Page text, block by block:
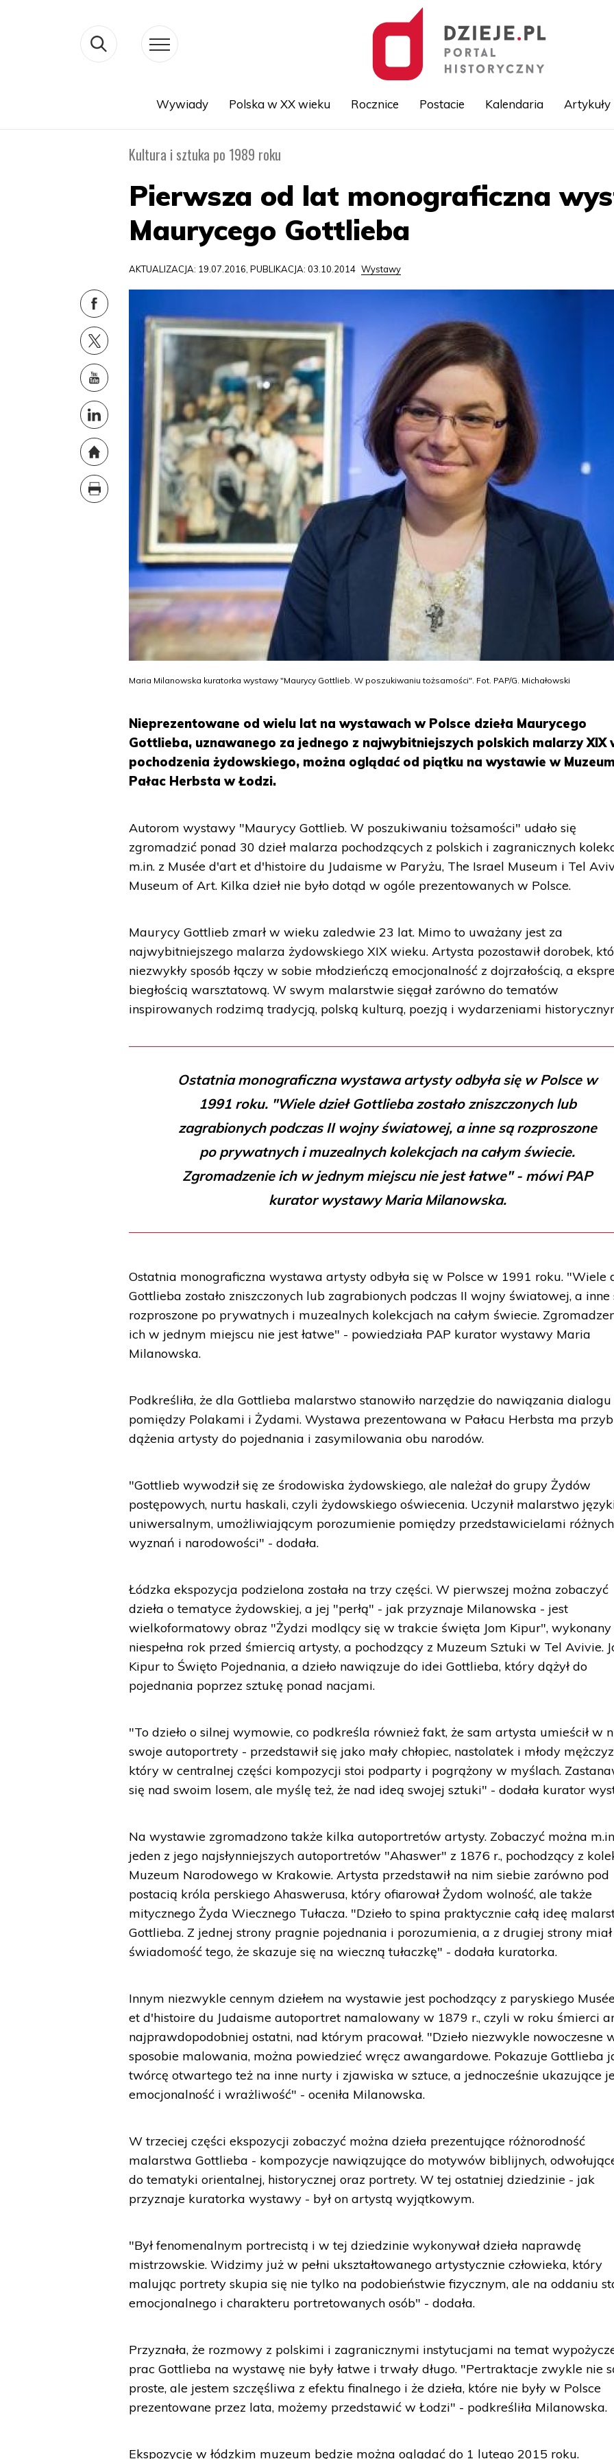
treści
Wywiady Polska w XX wieku Rocznice Postacie Kalendaria Artykuły
Kultura i sztuka po 1989 roku
Pierwsza od lat monograficzna
Maurycego Gottlieba
AKTUALIZACJA: 19.07.2016, PUBLIKACJA: 03.10.2014 Wystawy
Maria Milanowska kuratorka wystawy "Maurycy Gottlieb. W poszukiwaniu tożsamości". Fot. PAP/G. Michałowski
Nieprezentowane od wielu lat na wystawach w Polsce dzieła Maurycego
Gottlieba, uznawanego za jednego z najwybitniejszych polskich malarzy XIX
pochodzenia żydowskiego, można oglądać od piątku na wystawie w Muzeum
Pałac Herbsta w Łodzi.
Autorom wystawy "Maurycy Gottlieb. W poszukiwaniu tożsamości" udało się
zgromadzić ponad 30 dzieł malarza pochodzących z polskich i zagranicznych
m.in. z Musée d'art et d'histoire du Judaisme w Paryżu, The Israel Museum i Tel
Museum of Art. Kilka dzieł nie było dotąd w ogóle prezentowanych w Polsce.
Maurycy Gottlieb zmarł w wieku zaledwie 23 lat. Mimo to uważany jest za
najwybitniejszego malarza żydowskiego XIX wieku. Artysta pozostawił dorobek,
niezwykły sposób łączy w sobie młodzieńczą emocjonalność z dojrzałością, a
biegłością warsztatową. W swym malarstwie sięgał zarówno do tematów
inspirowanych rodzimą tradycją, polską kulturą, poezją i wydarzeniami
Ostatnia monograficzna wystawa artysty odbyła się w Polsce w
1991 roku. "Wiele dzieł Gottlieba zostało zniszczonych lub
zagrabionych podczas II wojny światowej, a inne są rozproszone
po prywatnych i muzealnych kolekcjach na całym świecie.
Zgromadzenie ich w jednym miejscu nie jest łatwe" - mówi PAP
kurator wystawy Maria Milanowska.
Ostatnia monograficzna wystawa artysty odbyła się w Polsce w 1991 roku. "Wiele
Gottlieba zostało zniszczonych lub zagrabionych podczas II wojny światowej, a inne
rozproszone po prywatnych i muzealnych kolekcjach na całym świecie.
ich w jednym miejscu nie jest łatwe" - powiedziała PAP kurator wystawy Maria
Milanowska.
Podkreśliła, że dla Gottlieba malarstwo stanowiło narzędzie do nawiązania dialogu
pomiędzy Polakami i Żydami. Wystawa prezentowana w Pałacu Herbsta ma
dążenia artysty do pojednania i zasymilowania obu narodów.
"Gottlieb wywodził się ze środowiska żydowskiego, ale należał do grupy Żydów
postępowych, nurtu haskali, czyli żydowskiego oświecenia. Uczynił malarstwo
uniwersalnym, umożliwiającym porozumienie pomiędzy przedstawicielami różnych
wyznań i narodowości" - dodała.
Łódzka ekspozycja podzielona została na trzy części. W pierwszej można zobaczyć
dzieła o tematyce żydowskiej, a jej "perłą" - jak przyznaje Milanowska - jest
wielkoformatowy obraz "Żydzi modlący się w trakcie święta Jom Kipur", wykonany
niespełna rok przed śmiercią artysty, a pochodzący z Muzeum Sztuki w Tel Avivie.
Kipur to Święto Pojednania, a dzieło nawiązuje do idei Gottlieba, który dążył do
pojednania poprzez sztukę ponad nacjami.
"To dzieło o silnej wymowie, co podkreśla również fakt, że sam artysta umieścił w
swoje autoportrety - przedstawił się jako mały chłopiec, nastolatek i młody
który w centralnej części kompozycji stoi podparty i pogrążony w myślach.
się nad swoim losem, ale myślę też, że nad ideą swojej sztuki" - dodała kurator
Na wystawie zgromadzono także kilka autoportretów artysty. Zobaczyć można
jeden z jego najsłynniejszych autoportretów "Ahaswer" z 1876 r., pochodzący z
Muzeum Narodowego w Krakowie. Artysta przedstawił na nim siebie zarówno pod
postacią króla perskiego Ahaswerusa, który ofiarował Żydom wolność, ale także
mitycznego Żyda Wiecznego Tułacza. "Dzieło to spina praktycznie całą ideę
Gottlieba. Z jednej strony pragnie pojednania i porozumienia, a z drugiej strony
świadomość tego, że skazuje się na wieczną tułaczkę" - dodała kuratorka.
Innym niezwykle cennym dziełem na wystawie jest pochodzący z paryskiego
et d'histoire du Judaisme autoportret namalowany w 1879 r., czyli w roku śmierci
najprawdopodobniej ostatni, nad którym pracował. "Dzieło niezwykle nowoczesne
sposobie malowania, można powiedzieć wręcz awangardowe. Pokazuje Gottlieba
twórcę otwartego też na inne nurty i zjawiska w sztuce, a jednocześnie ukazujące
emocjonalność i wrażliwość" - oceniła Milanowska.
W trzeciej części ekspozycji zobaczyć można dzieła prezentujące różnorodność
malarstwa Gottlieba - kompozycje nawiązujące do motywów biblijnych,
do tematyki orientalnej, historycznej oraz portrety. W tej ostatniej dziedzinie - jak
przyznaje kuratorka wystawy - był on artystą wyjątkowym.
"Był fenomenalnym portrecistą i w tej dziedzinie wykonywał dzieła naprawdę
mistrzowskie. Widzimy już w pełni ukształtowanego artystycznie człowieka, który
malując portrety skupia się nie tylko na podobieństwie fizycznym, ale na oddaniu
emocjonalnego i charakteru portretowanych osób" - dodała.
Przyznała, że rozmowy z polskimi i zagranicznymi instytucjami na temat
prac Gottlieba na wystawę nie były łatwe i trwały długo. "Pertraktacje zwykle nie
proste, ale jestem szczęśliwa z efektu finalnego i że dzieła, które nie były w Polsce
prezentowane przez lata, możemy przedstawić w Łodzi" - podkreśliła Milanowska.
Ekspozycję w łódzkim muzeum będzie można oglądać do 1 lutego 2015 roku.